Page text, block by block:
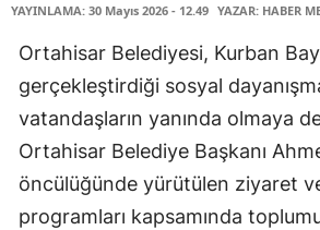
YAYINLAMA: 30 Mayıs 2026 - 12.49 YAZAR: HABER
Ortahisar Belediyesi, Kurban
gerçekleştirdiği sosyal
vatandaşların yanında olmaya
Ortahisar Belediye Başkanı
öncülüğünde yürütülen ziyaret
programları kapsamında